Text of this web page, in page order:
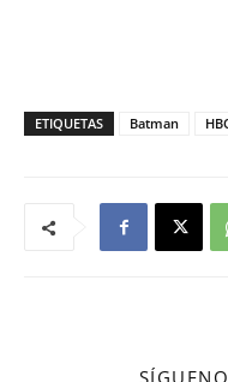
ETIQUETAS Batman